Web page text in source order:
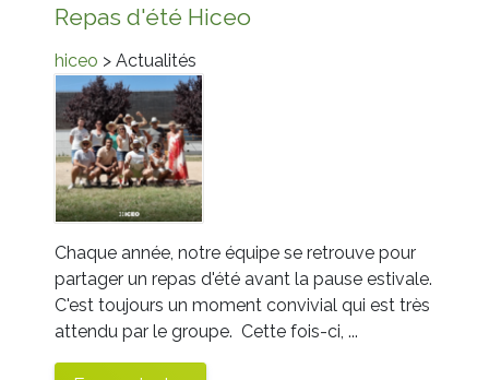
Repas d'été Hiceo
hiceo > Actualités
Chaque année, notre équipe se retrouve pour
partager un repas d'été avant la pause estivale.
C'est toujours un moment convivial qui est très
attendu par le groupe. Cette fois-ci, ...